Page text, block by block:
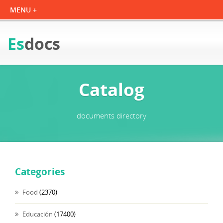
Esdocs
Catalog
documents directory
Categories
Food (2370)
Educación (17400)